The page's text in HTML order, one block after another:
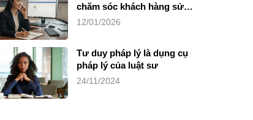
chăm sóc khách hàng sử
dụng dịch vụ luật sư riêng
12/01/2026
Tư duy pháp lý là dụng cụ
pháp lý của luật sư
24/11/2024